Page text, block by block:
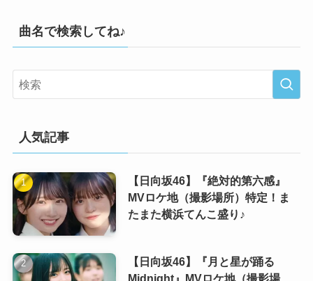
曲名で検索してね♪
人気記事
【日向坂46】『絶対的第六感』
MVロケ地（撮影場所）特定！ま
たまた横浜てんこ盛り♪
【日向坂46】『月と星が踊る
Midnight』MVロケ地（撮影場